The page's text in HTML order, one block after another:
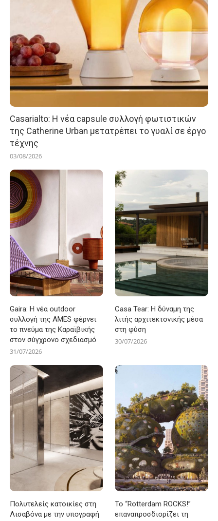
Casarialto: Η νέα capsule συλλογή φωτιστικών
της Catherine Urban μετατρέπει το γυαλί σε έργο
τέχνης
03/08/2026
Gaira: Η νέα outdoor
συλλογή της AMES φέρνει
το πνεύμα της Καραϊβικής
στον σύγχρονο σχεδιασμό
31/07/2026
Casa Tear: Η δύναμη της
λιτής αρχιτεκτονικής μέσα
στη φύση
30/07/2026
Πολυτελείς κατοικίες στη
Λισαβόνα με την υπογραφή
Το “Rotterdam ROCKS!”
επαναπροσδιορίζει τη